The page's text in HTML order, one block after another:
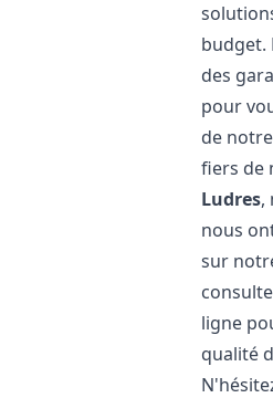
budget.
des
pour
de
fiers de
Ludres,
nous
sur
ligne
qualité